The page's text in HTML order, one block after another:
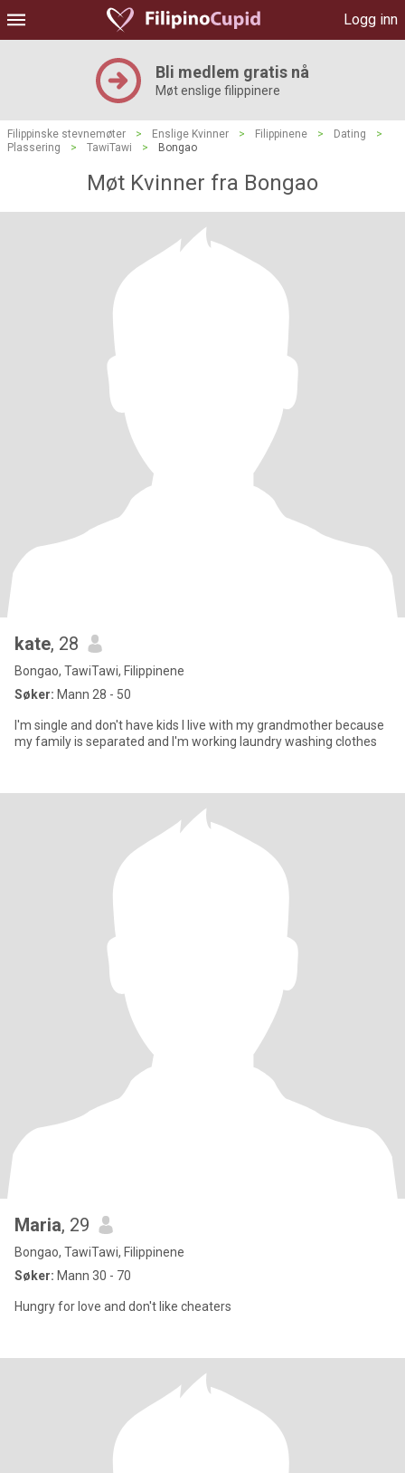
Logg inn
Bli medlem gratis nå
Møt enslige filippinere
Filippinske stevnemøter > Enslige Kvinner > Filippinene > Dating
>
Plassering
> TawiTawi > Bongao
Møt Kvinner fra Bongao
kate, 28
Bongao, TawiTawi, Filippinene
Søker: Mann 28 - 50
I'm single and don't have kids I live with my grandmother because
my family is separated and I'm working laundry washing clothes
Maria, 29
Bongao, TawiTawi, Filippinene
Søker: Mann 30 - 70
Hungry for love and don't like cheaters